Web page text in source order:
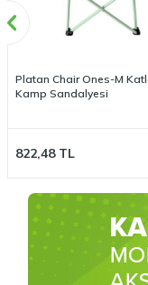
Platan Chair Ones-M
Kamp Sandalyesi
822,48TL